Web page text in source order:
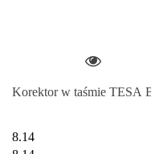
Korektor w taśmie TESA
8.14